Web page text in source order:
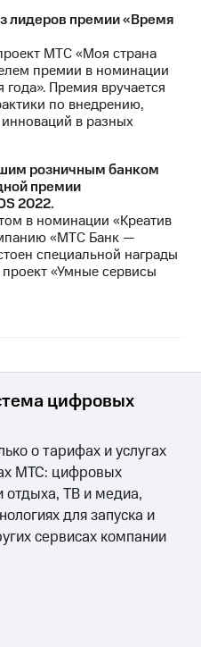
лидеров премии «Время
МТС «Моя страна
премии в номинации
Премия вручается
по внедрению,
в разных
розничным банком
премии
2022.
в номинации «Креатив
«МТС Банк —
специальной награды
проект «Умные сервисы
цифровых
о тарифах и услугах
МТС: цифровых
отдыха, ТВ и медиа,
для запуска и
сервисах компании